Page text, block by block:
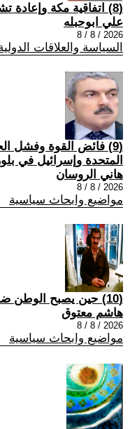
(8) اتفاقية مكة وإعادة تشكيل الأمن الإقليمي
علي ابوحبله
2026 / 8 / 8
السياسة والعلاقات
(9) فائض القوة وفشل
المتحدة وإسرائيل في
هاني الروسان
2026 / 8 / 8
مواضيع وابحاث سياسية
(10) حين يصبح الوطن ضحيةً للهويات
هاشم معتوق
2026 / 8 / 8
مواضيع وابحاث سياسية